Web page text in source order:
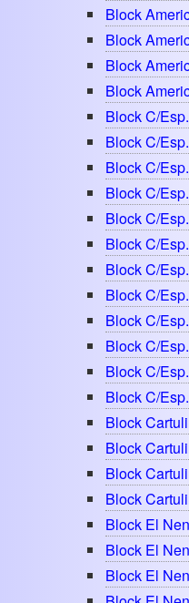
Block
Block
Block
Block
Block C/
Block C/
Block C/
Block C/
Block C/
Block C/
Block C/
Block C/
Block C/
Block C/
Block C/
Block C/
Block
Block
Block
Block
Block El
Block El
Block El